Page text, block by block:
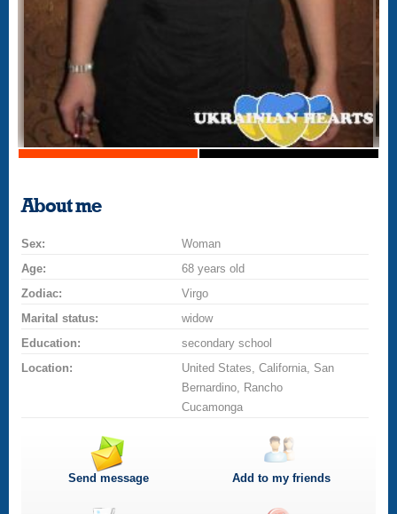
About me
Sex:
Woman
Age:
68 years old
Zodiac:
Virgo
Marital status:
widow
Education:
secondary school
Location:
United States, California, San
Bernardino, Rancho
Cucamonga
Send message Add to my friends